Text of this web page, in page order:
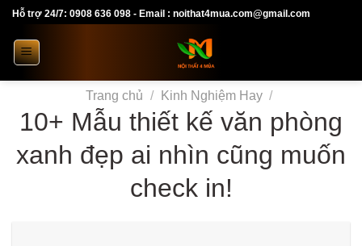
Skip
content
Hỗ trợ 24/7: 0908 636 098 - Email : noithat4mua.com@gmail.com
Trang chủ / Kinh Nghiệm Hay /
10+ Mẫu thiết kế văn phòng
xanh đẹp ai nhìn cũng muốn
check in!